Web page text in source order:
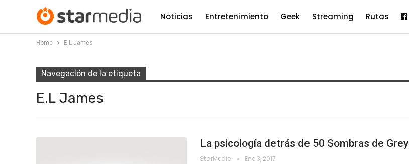
Noticias Entretenimiento Geek Streaming Rutas
Home E.L James
Navegación de la etiqueta
E.L James
La psicología detrás de 50 Sombras de Grey
StarMedia Ene 3, 2017